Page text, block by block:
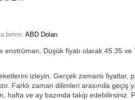
birimi: ABD Doları
enstrüman, Düşük fiyatı olarak 45.35 ve
izleyin. Gerçek zamanlı fiyatlar,
Farklı zaman dilimleri arasında geçiş
hafta ve ay bazında takip edebilirsiniz.